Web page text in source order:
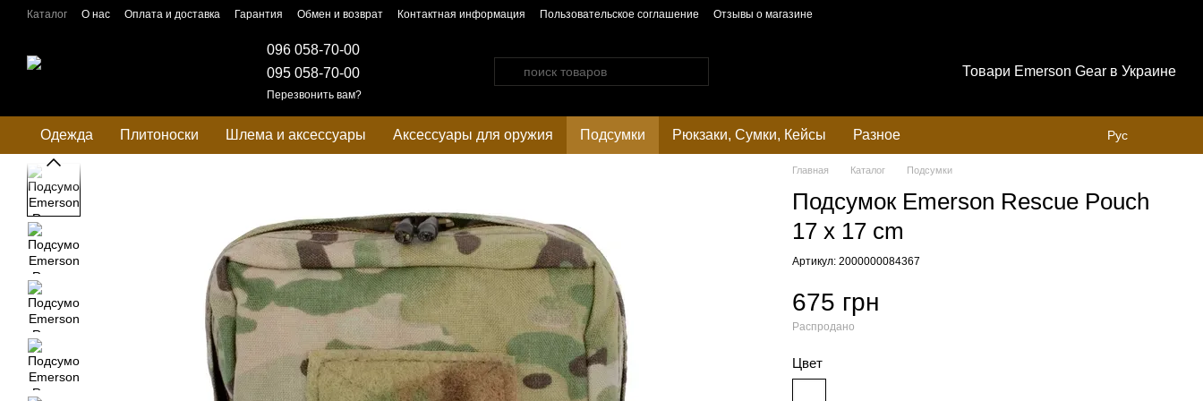
Перейти к основному контенту
Каталог О нас Оплата и доставка Гарантия Обмен и возврат Контактная информация Пользовательское соглашение Отзывы о магазине
096 058-70-00
095 058-70-00
Перезвонить вам?
Товари Emerson Gear в Украине
Одежда Плитоноски Шлема и аксессуары Аксессуары для оружия Подсумки Рюкзаки, Сумки, Кейсы Разное Рус
Главная Каталог Подсумки
Подсумок Emerson Rescue Pouch
17 x 17 cm
Артикул: 2000000084367
675 грн
Распродано
Цвет